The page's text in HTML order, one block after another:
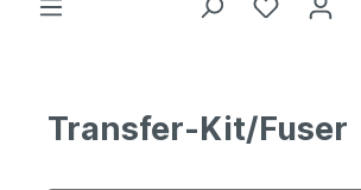
Transfer-Kit/Fuser